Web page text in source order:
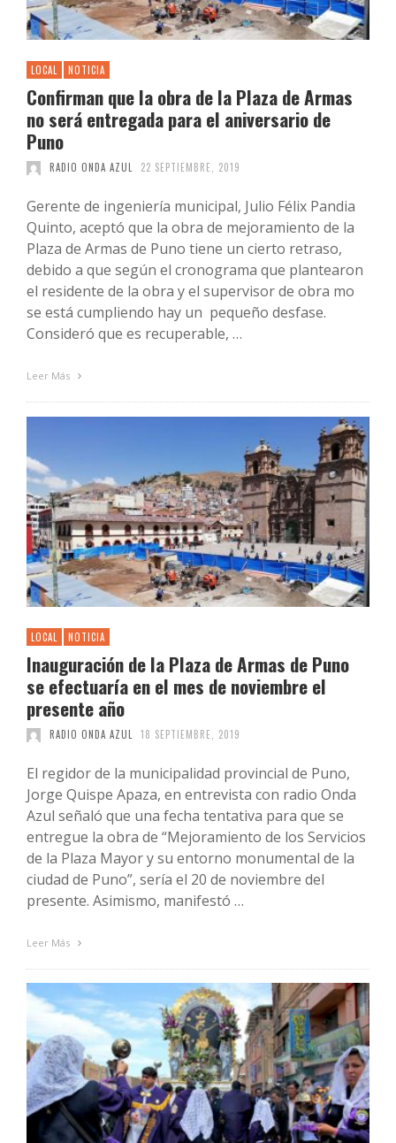
LOCAL NOTICIA
Confirman que la obra de la Plaza de Armas
no será entregada para el aniversario de
Puno
RADIO ONDA AZUL 22 SEPTIEMBRE, 2019
Gerente de ingeniería municipal, Julio Félix Pandia
Quinto, aceptó que la obra de mejoramiento de la
Plaza de Armas de Puno tiene un cierto retraso,
debido a que según el cronograma que plantearon
el residente de la obra y el supervisor de obra mo
se está cumpliendo hay un pequeño desfase.
Consideró que es recuperable, …
Leer Más
LOCAL NOTICIA
Inauguración de la Plaza de Armas de Puno
se efectuaría en el mes de noviembre el
presente año
RADIO ONDA AZUL 18 SEPTIEMBRE, 2019
El regidor de la municipalidad provincial de Puno,
Jorge Quispe Apaza, en entrevista con radio Onda
Azul señaló que una fecha tentativa para que se
entregue la obra de “Mejoramiento de los Servicios
de la Plaza Mayor y su entorno monumental de la
ciudad de Puno”, sería el 20 de noviembre del
presente. Asimismo, manifestó …
Leer Más